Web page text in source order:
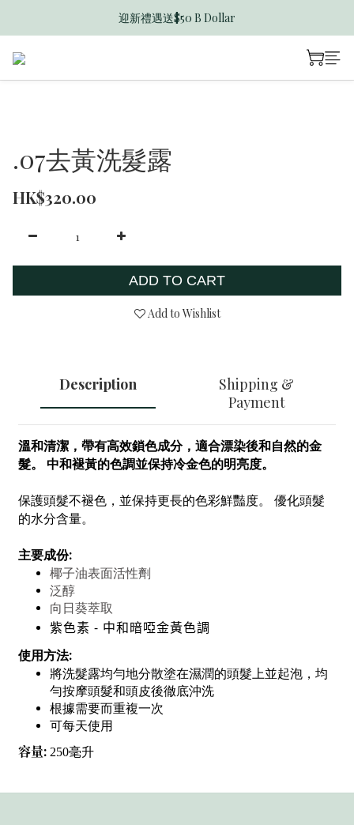
香港訂單滿$600免運費
迎新禮遇送$50 B Dollar
.07去黃洗髮露
HK$320.00
ADD TO CART
Add to Wishlist
Description
Shipping &
Payment
溫和清潔，帶有高效鎖色成分，適合漂染後和自然的金
髮。 中和褪黃的色調並保持冷金色的明亮度。
保護頭髮不褪色，並保持更長的色彩鮮豔度。 優化頭髮
的水分含量。
主要成份:
椰子油表面活性劑
泛醇
向日葵萃取
紫色素 - 中和暗啞金黃色調
使用方法:
將洗髮露均勻地分散塗在濕潤的頭髮上並起泡， 均
勻按摩頭髮和頭皮後徹底沖洗
根據需要而重複一次
可每天使用
容量: 250毫升